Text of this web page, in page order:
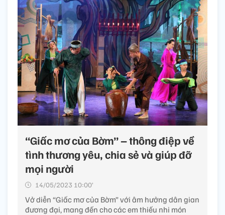
“Giấc mơ của Bờm” – thông điệp về
tình thương yêu, chia sẻ và giúp đỡ
mọi người
14/05/2023 10:00’
Vở diễn “Giấc mơ của Bờm” với âm hưởng dân gian
đương đại, mang đến cho các em thiếu nhi món